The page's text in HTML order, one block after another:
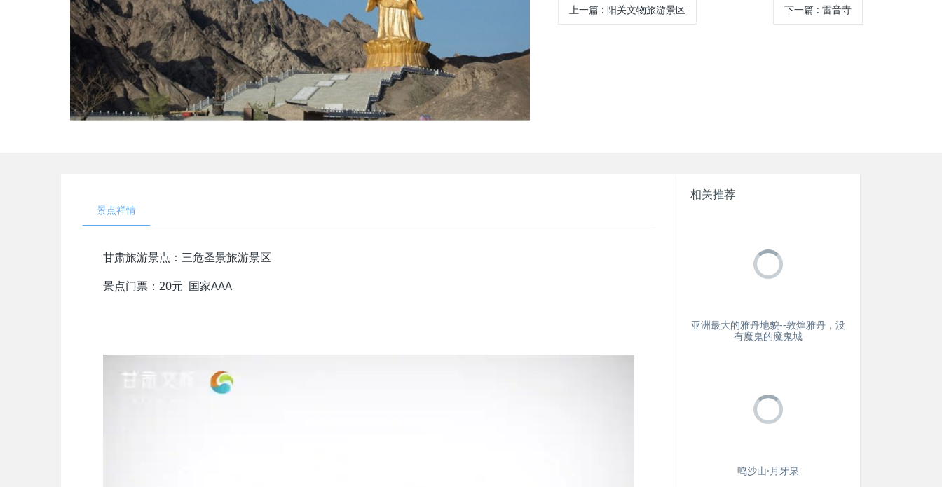
上一篇: 阳关文物旅游景区 下一篇: 雷音寺
景点祥情
甘肃旅游景点：三危圣景旅游景区
景点门票：20元 国家AAA
相关推荐
亚洲最大的雅丹地貌--敦煌雅丹，没
有魔鬼的魔鬼城
鸣沙山·月牙泉